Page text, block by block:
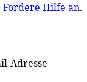
Fordere Hilfe an.
Adresse